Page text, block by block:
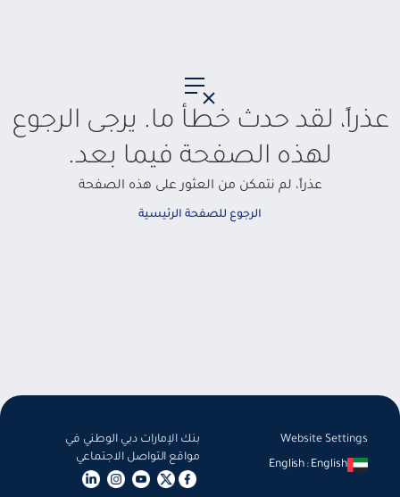
عذراً، لقد حدث خطأ ما. يرجى الرجوع
لهذه الصفحة فيما بعد.
عذراً، لم نتمكن من العثور على هذه الصفحة
الرجوع للصفحة الرئيسية
Website Settings
English
:
English
بنك الإمارات دبي الوطني في
مواقع التواصل الاجتماعي